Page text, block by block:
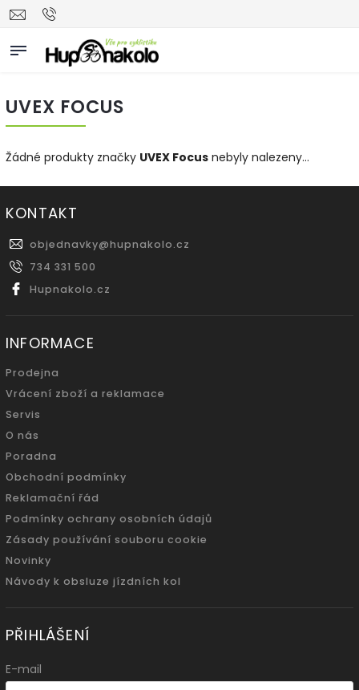
UVEX FOCUS
Žádné produkty značky UVEX Focus nebyly nalezeny...
KONTAKT
objednavky@hupnakolo.cz
734 331 500
Hupnakolo.cz
INFORMACE
Prodejna
Vrácení zboží a reklamace
Servis
O nás
Poradna
Obchodní podmínky
Reklamační řád
Podmínky ochrany osobních údajů
Zásady používání souboru cookie
Novinky
Návody k obsluze jízdních kol
PŘIHLÁŠENÍ
E-mail